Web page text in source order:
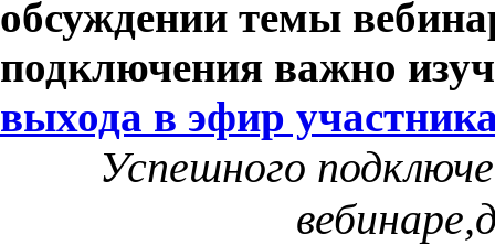
обсуждении темы
подключения важно
выхода в эфир
Успешного